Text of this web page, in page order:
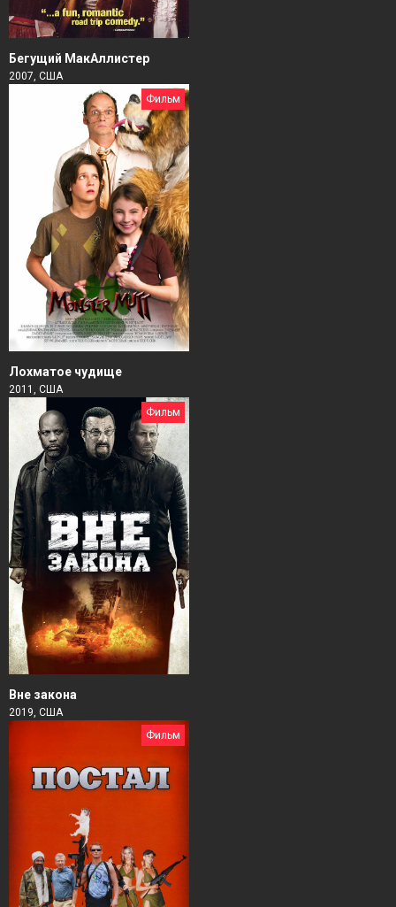
Бегущий МакАллистер
2007, США
Фильм
Лохматое чудище
2011, США
Фильм
Вне закона
2019, США
Фильм